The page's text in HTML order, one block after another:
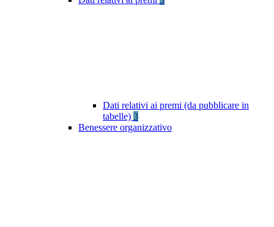
Dati relativi ai premi (da pubblicare in
tabelle) 3
Benessere organizzativo